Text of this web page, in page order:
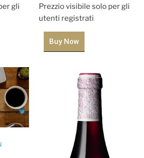
gli
Prezzio visibile solo per gli
utenti registrati
Buy Now